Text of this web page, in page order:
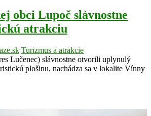
obci Lupoč slávnostne
atrakciu
Turizmus a atrakcie
Lučenec) slávnostne otvorili uplynulý
plošinu, nachádza sa v lokalite Vínny